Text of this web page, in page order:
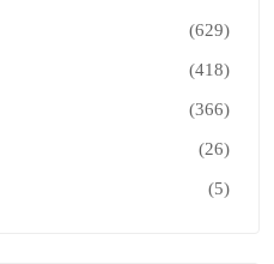
(629)
(418)
(366)
(26)
(5)